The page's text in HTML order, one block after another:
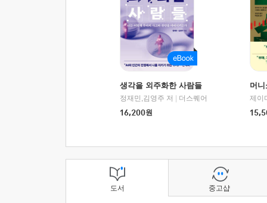
생각을 외주화한 사람들
정재민,김영주 저
더스퀘어
16,200원
머
도서 중고샵